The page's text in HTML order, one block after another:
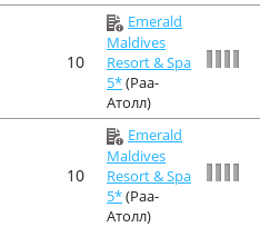
10
Emerald
Maldives
Resort & Spa
5*(Раа-
Атолл)
10
Emerald
Maldives
Resort & Spa
5*(Раа-
Атолл)